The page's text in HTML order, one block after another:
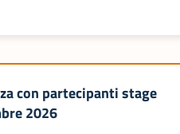
con partecipanti stage
2026